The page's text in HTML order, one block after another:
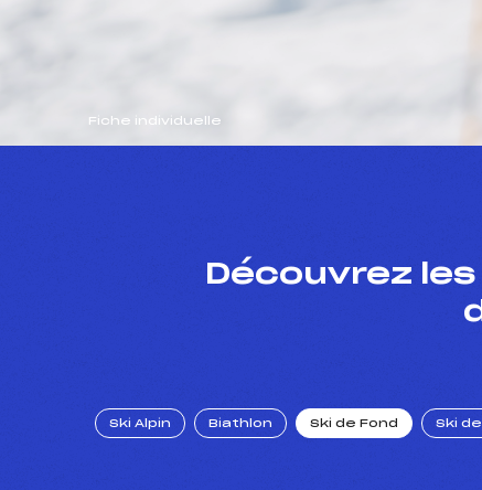
Fiche individuelle
Découvrez
Ski Alpin Biathlon Ski de Fond Ski